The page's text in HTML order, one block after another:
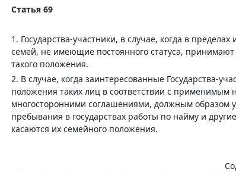
Статья 69
1. Государства-участники, в случае, когда в
семей, не имеющие постоянного статуса,
такого положения.
2. В случае, когда заинтересованные Государства-
положения таких лиц в соответствии с применимым
многосторонними соглашениями, должным образом
пребывания в государствах работы по найму и
касаются их семейного положения.